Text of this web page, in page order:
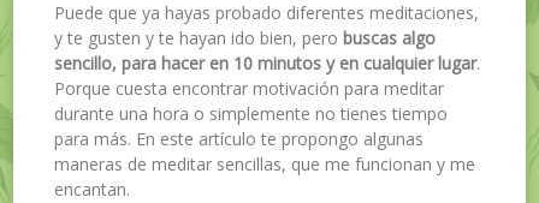
Puede que ya hayas probado diferentes meditaciones,
y te gusten y te hayan ido bien, pero buscas algo
sencillo, para hacer en 10 minutos y en cualquier lugar.
Porque cuesta encontrar motivación para meditar
durante una hora o simplemente no tienes tiempo
para más. En este artículo te propongo algunas
maneras de meditar sencillas, que me funcionan y me
encantan.